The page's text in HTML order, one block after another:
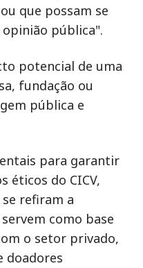
que possam se
pública".
potencial de uma
fundação ou
pública e
para garantir
éticos do CICV,
refiram a
como base
o setor privado,
doadores